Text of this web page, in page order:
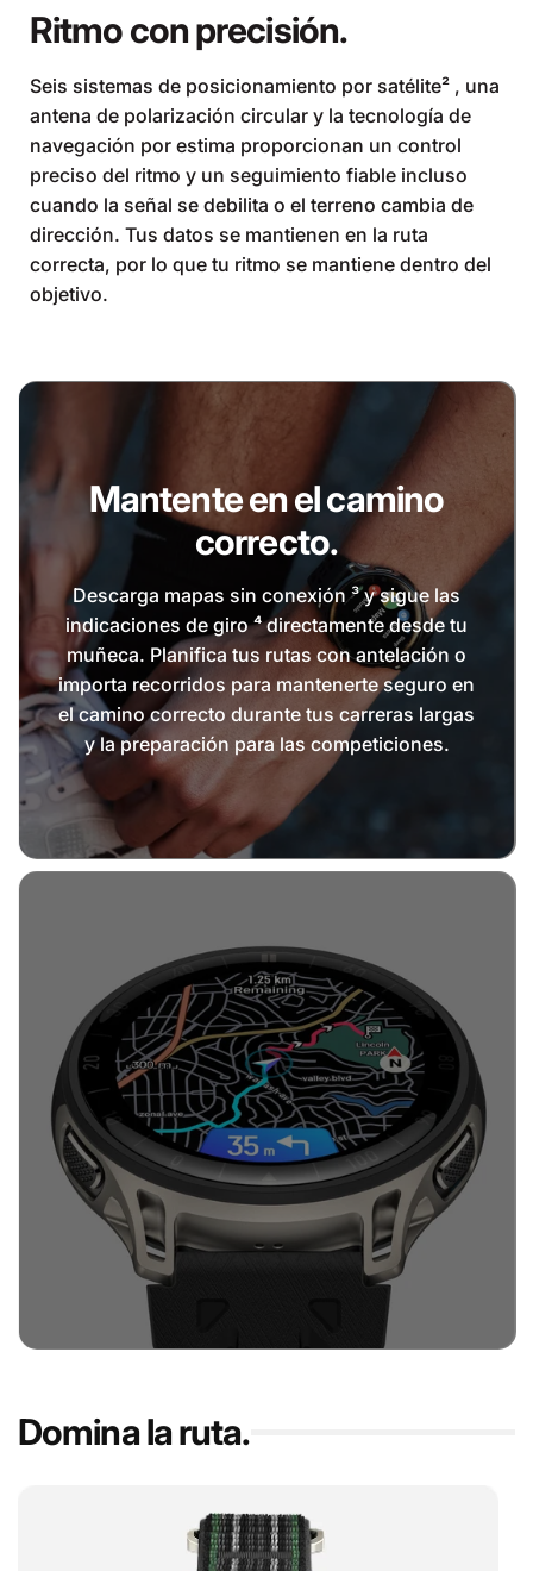
Ritmo con precisión.
Seis sistemas de posicionamiento por satélite² , una
antena de polarización circular y la tecnología de
navegación por estima proporcionan un control
preciso del ritmo y un seguimiento fiable incluso
cuando la señal se debilita o el terreno cambia de
dirección. Tus datos se mantienen en la ruta
correcta, por lo que tu ritmo se mantiene dentro del
objetivo.
Mantente en el camino
correcto.
Descarga mapas sin conexión ³ y sigue las
indicaciones de giro ⁴ directamente desde tu
muñeca. Planifica tus rutas con antelación o
importa recorridos para mantenerte seguro en
el camino correcto durante tus carreras largas
y la preparación para las competiciones.
Domina la ruta.